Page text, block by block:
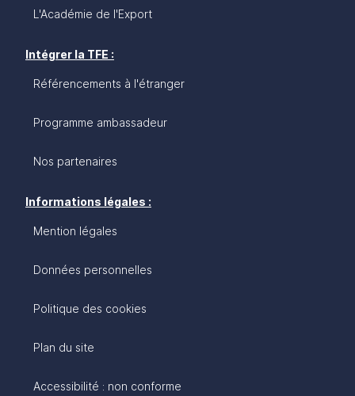
L'Académie de l'Export
Intégrer la TFE :
Référencements à l'étranger
Programme ambassadeur
Nos partenaires
Informations légales :
Mention légales
Données personnelles
Politique des cookies
Plan du site
Accessibilité : non conforme